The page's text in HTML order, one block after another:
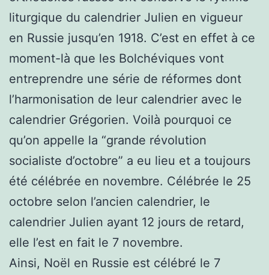
liturgique du calendrier Julien en vigueur
en Russie jusqu’en 1918. C’est en effet à ce
moment-là que les Bolchéviques vont
entreprendre une série de réformes dont
l’harmonisation de leur calendrier avec le
calendrier Grégorien. Voilà pourquoi ce
qu’on appelle la “grande révolution
socialiste d’octobre” a eu lieu et a toujours
été célébrée en novembre. Célébrée le 25
octobre selon l’ancien calendrier, le
calendrier Julien ayant 12 jours de retard,
elle l’est en fait le 7 novembre.
Ainsi, Noël en Russie est célébré le 7